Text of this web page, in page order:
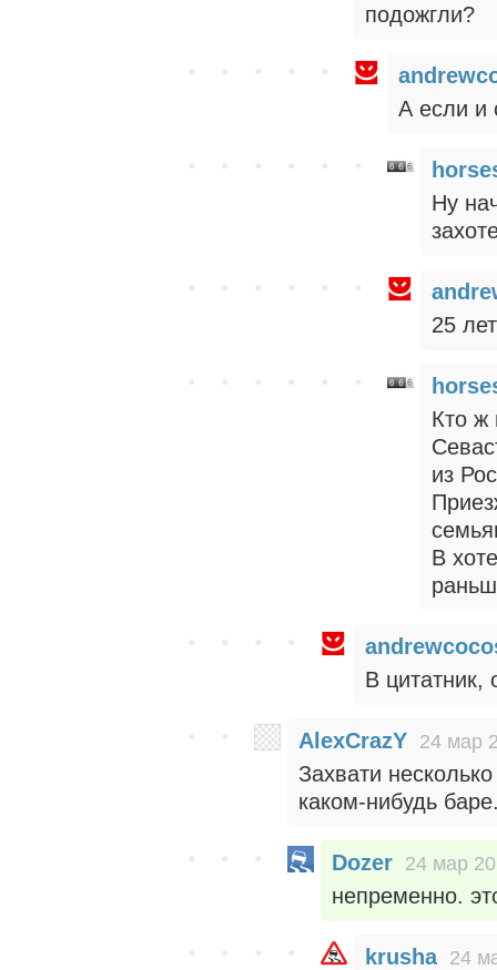
подожгли?
А если и
Ну
25
Кто ж
из
В
В цитатник,
AlexCrazY 24 мар
Захвати
каком-нибудь
Dozer 24 мар
непременно.
krusha 24